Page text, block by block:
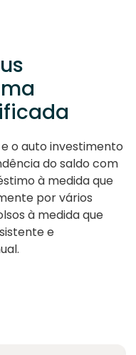
o auto investimento
do saldo com
à medida que
por vários
à medida que
e